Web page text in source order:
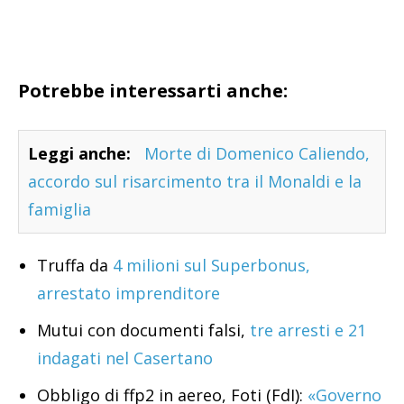
Potrebbe interessarti anche:
Leggi anche:
Morte di Domenico Caliendo,
accordo sul risarcimento tra il Monaldi e la
famiglia
Truffa da 4 milioni sul Superbonus,
arrestato imprenditore
Mutui con documenti falsi, tre arresti e 21
indagati nel Casertano
Obbligo di ffp2 in aereo, Foti (FdI): «Governo